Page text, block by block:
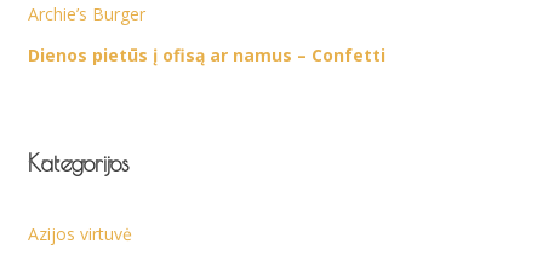
Archie’s Burger
Dienos pietūs į ofisą ar namus – Confetti
Kategorijos
Azijos virtuvė